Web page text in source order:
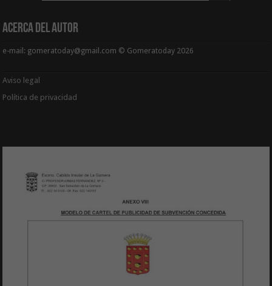
Acerca del Autor
e-mail: gomeratoday@gmail.com © Gomeratoday 2026
Aviso legal
Política de privacidad